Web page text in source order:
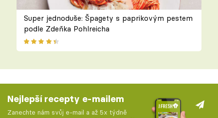
Super jednoduše: Špagety s paprikovým pestem
podle Zdeňka Pohlreicha
Nejlepší recepty e-mailem
Zanechte nám svůj e-mail a až 5x týdně